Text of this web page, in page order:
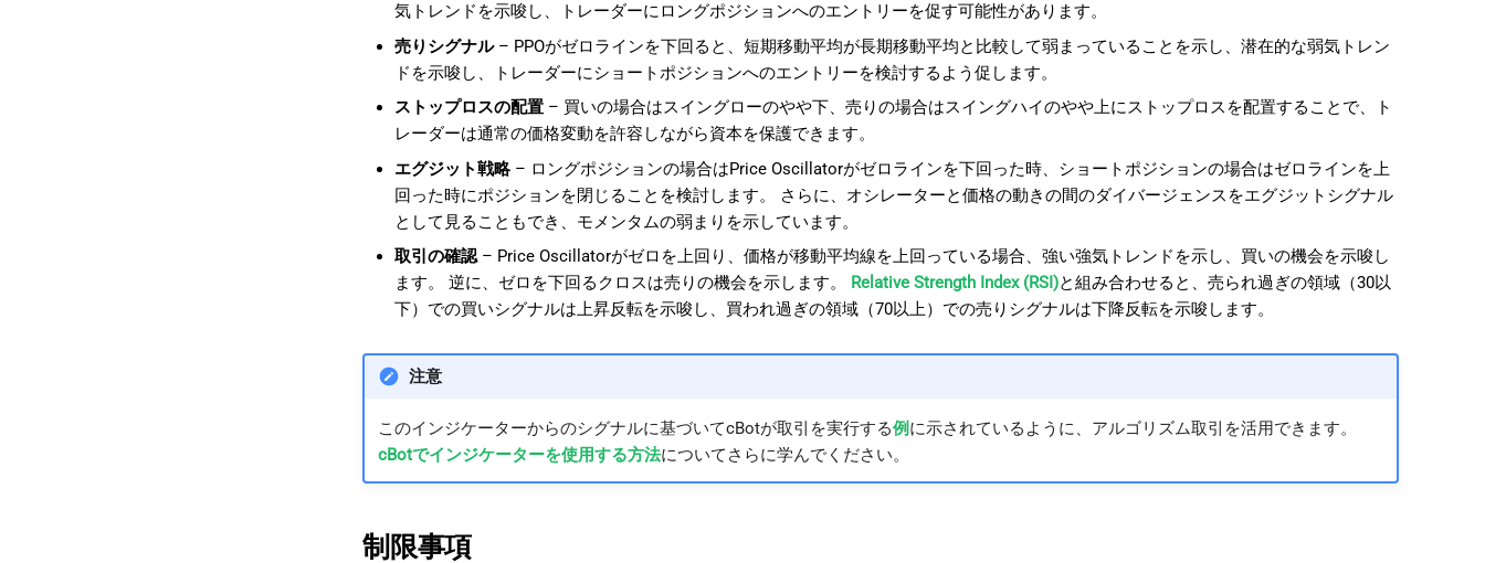
気トレンドを示唆し、トレーダーにロングポジションへのエントリーを促す可能性があります。
売りシグナル– PPOがゼロラインを下回ると、短期移動平均が長期移動平均と比較して弱まっていることを示し、潜在的な弱気トレン
ドを示唆し、トレーダーにショートポジションへのエントリーを検討するよう促します。
ストップロスの配置– 買いの場合はスイングローのやや下、売りの場合はスイングハイのやや上にストップロスを配置することで、ト
レーダーは通常の価格変動を許容しながら資本を保護できます。
エグジット戦略– ロングポジションの場合はPrice Oscillatorがゼロラインを下回った時、ショートポジションの場合はゼロラインを上
回った時にポジションを閉じることを検討します。 さらに、オシレーターと価格の動きの間のダイバージェンスをエグジットシグナル
として見ることもでき、モメンタムの弱まりを示しています。
取引の確認– Price Oscillatorがゼロを上回り、価格が移動平均線を上回っている場合、強い強気トレンドを示し、買いの機会を示唆し
ます。 逆に、ゼロを下回るクロスは売りの機会を示します。
Relative Strength Index (RSI)と組み合わせると、売られ過ぎの領域（30以
下）での買いシグナルは上昇反転を示唆し、買われ過ぎの領域（70以上）での売りシグナルは下降反転を示唆します。
注意
このインジケーターからのシグナルに基づいてcBotが取引を実行する例に示されているように、アルゴリズム取引を活用できます。
cBotでインジケーターを使用する方法についてさらに学んでください。
制限事項